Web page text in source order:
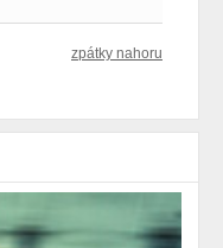
zpátky nahoru